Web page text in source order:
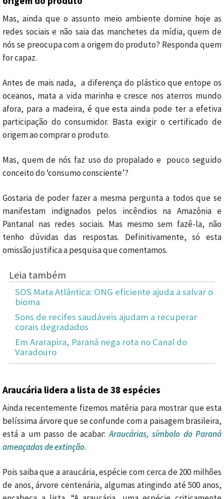
Mas, ainda que o assunto meio ambiente domine hoje as
redes sociais e não saia das manchetes da mídia, quem de
nós se preocupa com a origem do produto? Responda quem
for capaz.
Antes de mais nada, a diferença do plástico que entope os
oceanos, mata a vida marinha e cresce nos aterros mundo
afora, para a madeira, é que esta ainda pode ter a efetiva
participação do consumidor. Basta exigir o certificado de
origem ao comprar o produto.
Mas, quem de nós faz uso do propalado e pouco seguido
conceito do ‘consumo consciente’?
Gostaria de poder fazer a mesma pergunta a todos que se
manifestam indignados pelos incêndios na Amazônia e
Pantanal nas redes sociais. Mas mesmo sem fazê-la, não
tenho dúvidas das respostas. Definitivamente, só esta
omissão justifica a pesquisa que comentamos.
Leia também
SOS Mata Atlântica: ONG eficiente ajuda a salvar o
bioma
Sons de recifes saudáveis ajudam a recuperar
corais degradados
Em Ararapira, Paraná nega rota no Canal do
Varadouro
Araucária lidera a lista de 38 espécies
Ainda recentemente fizemos matéria para mostrar que esta
belíssima árvore que se confunde com a paisagem brasileira,
está a um passo de acabar:Araucárias, símbolo do Paraná
ameaçadas de extinção.
Pois saiba que a araucária, espécie com cerca de 200 milhões
de anos, árvore centenária, algumas atingindo até 500 anos,